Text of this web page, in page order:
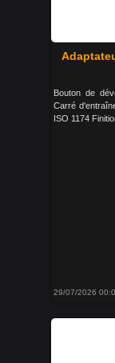
Bouton de
Carré
ISO 1174
29/07/2026